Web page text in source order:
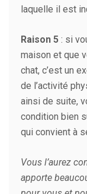
laquelle il est
Raison 5 : si
maison et que
chat, c’est un
de l’activité
ainsi de suite,
condition bien
qui convient à
Vous l’aurez
apporte